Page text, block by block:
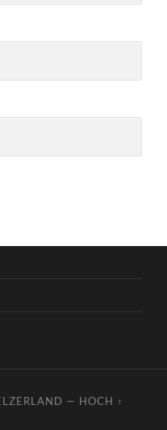
— HOCH ↑